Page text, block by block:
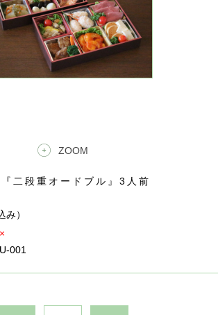
ZOOM
二段重オードブル』3人前
み）
×
U-001